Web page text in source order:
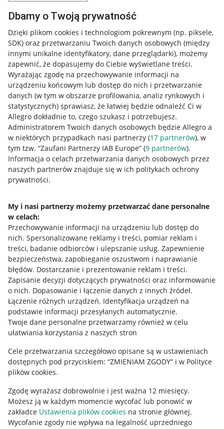
Dbamy o Twoją prywatność
Dzięki plikom cookies i technologiom pokrewnym (np. piksele,
SDK) oraz przetwarzaniu Twoich danych osobowych (między
innymi unikalne identyfikatory, dane przeglądarki), możemy
zapewnić, że dopasujemy do Ciebie wyświetlane treści.
Wyrażając zgodę na przechowywanie informacji na
urządzeniu końcowym lub dostęp do nich i przetwarzanie
danych (w tym w obszarze profilowania, analiz rynkowych i
statystycznych) sprawiasz, że łatwiej będzie odnaleźć Ci w
Allegro dokładnie to, czego szukasz i potrzebujesz.
Administratorem Twoich danych osobowych będzie Allegro a
w niektórych przypadkach nasi partnerzy (17 partnerów), w
tym tzw. “Zaufani Partnerzy IAB Europe” (9 partnerów).
Informacja o celach przetwarzania danych osobowych przez
naszych partnerów znajduje się w ich politykach ochrony
prywatności.
My i nasi partnerzy możemy przetwarzać dane personalne
w celach:
Przechowywanie informacji na urządzeniu lub dostęp do
nich. Spersonalizowane reklamy i treści, pomiar reklam i
treści, badanie odbiorców i ulepszanie usług. Zapewnienie
bezpieczeństwa, zapobieganie oszustwom i naprawianie
błędów. Dostarczanie i prezentowanie reklam i treści.
Zapisanie decyzji dotyczących prywatności oraz informowanie
o nich. Dopasowanie i łączenie danych z innych źródeł.
Łączenie różnych urządzeń. Identyfikacja urządzeń na
podstawie informacji przesyłanych automatycznie.
Twoje dane personalne przetwarzamy również w celu
ułatwiania korzystania z naszych stron
Cele przetwarzania szczegółowo opisane są w ustawieniach
dostępnych pod przyciskiem: “ZMIENIAM ZGODY” i w Polityce
plików cookies.
Zgodę wyrażasz dobrowolnie i jest ważna 12 miesięcy.
Możesz ją w każdym momencie wycofać lub ponowić w
zakładce Ustawienia plików cookies na stronie głównej.
Wycofanie zgody nie wpływa na legalność uprzedniego
Przydatne informacje
Jak to działa
Allegro Gadane dla sprzedających
Allegro Gadane dla kupujących
Mapa miejscowości
Informacje prawne
Regulamin
Polityka plików "cookies"
Ustawienia plików "cookies"
Udostępnianie lokalizacji
Informacje dla Aktu o Usługach Cyfrowych
Pobierz aplikację